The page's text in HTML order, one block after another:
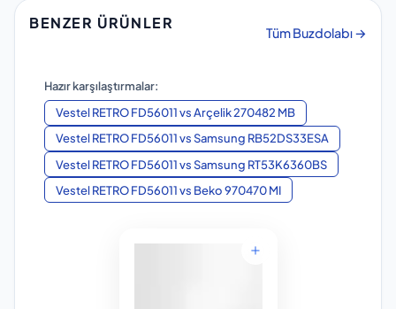
BENZER ÜRÜNLER
Tüm Buzdolabı →
Hazır karşılaştırmalar:
Vestel RETRO FD56011vsArçelik 270482 MB
Vestel RETRO FD56011vsSamsung RB52DS33ESA
Vestel RETRO FD56011vsSamsung RT53K6360BS
Vestel RETRO FD56011vs Beko 970470 MI